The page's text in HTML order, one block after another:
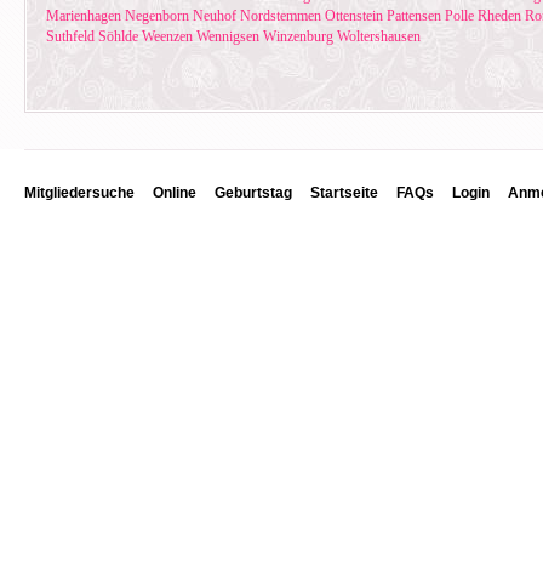
Marienhagen Negenborn Neuhof Nordstemmen Ottenstein Pattensen Polle Rheden
Suthfeld Söhlde Weenzen Wennigsen Winzenburg Woltershausen
Mitgliedersuche Online Geburtstag Startseite FAQs Login